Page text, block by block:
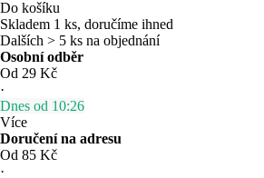
Do košíku
Skladem 1 ks, doručíme ihned
Dalších > 5 ks na objednání
Osobní odběr
Od 29 Kč
·
Dnes od 10:26
Více
Doručení na adresu
Od 85 Kč
·